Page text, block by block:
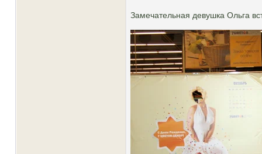
Замечательная девушка Ольга